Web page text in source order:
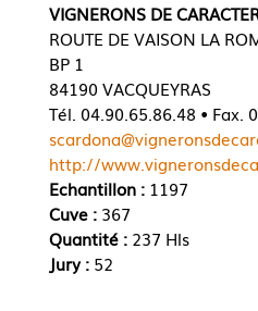
VIGNERONS DE
ROUTE DE VAISON LA
BP 1
84190 VACQUEYRAS
Tél. 04.90.65.86.48 • Fax.
http://
Echantillon :1197
Cuve : 367
Quantité : 237 Hls
Jury : 52